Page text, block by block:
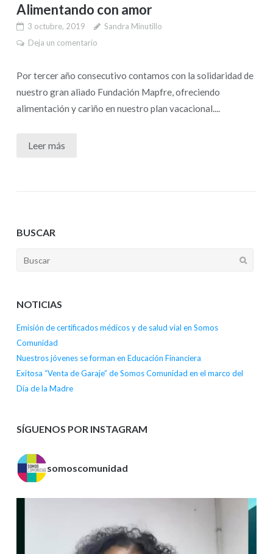
Alimentando con amor
3 octubre, 2019
Sandra Minutillo
Deja un comentario
Por tercer año consecutivo contamos con la solidaridad de
nuestro gran aliado Fundación Mapfre, ofreciendo
alimentación y cariño en nuestro plan vacacional....
Leer más
BUSCAR
NOTICIAS
Emisión de certificados médicos y de salud vial en Somos
Comunidad
Nuestros jóvenes se forman en Educación Financiera
Exitosa “Venta de Garaje” de Somos Comunidad en el marco del
Día de la Madre
SÍGUENOS POR INSTAGRAM
somoscomunidad